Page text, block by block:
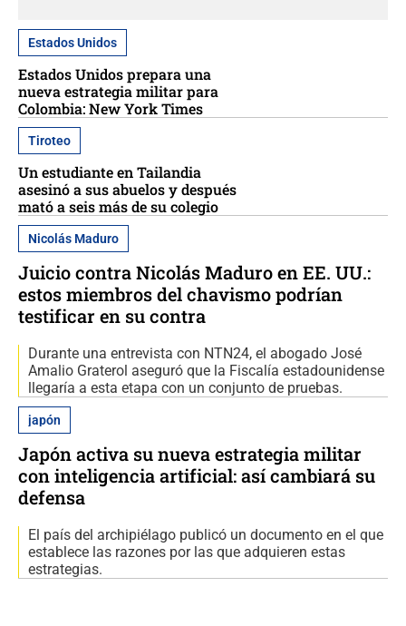
Estados Unidos
Estados Unidos prepara una
nueva estrategia militar para
Colombia: New York Times
Tiroteo
Un estudiante en Tailandia
asesinó a sus abuelos y después
mató a seis más de su colegio
Nicolás Maduro
Juicio contra Nicolás Maduro en EE. UU.:
estos miembros del chavismo podrían
testificar en su contra
Durante una entrevista con NTN24, el abogado José
Amalio Graterol aseguró que la Fiscalía estadounidense
llegaría a esta etapa con un conjunto de pruebas.
japón
Japón activa su nueva estrategia militar
con inteligencia artificial: así cambiará su
defensa
El país del archipiélago publicó un documento en el que
establece las razones por las que adquieren estas
estrategias.